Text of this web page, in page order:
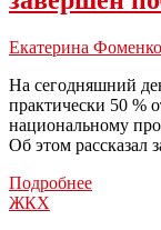
карманы
на
улице
Екатерина
На сегодняшний
практически 50 %
национальному
Об этом рассказал
ПодробнееВ
ЖКХ